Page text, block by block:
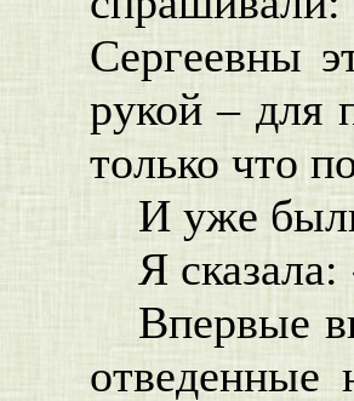
Сергеевны
рукой – для
только что
И уже
Я
Впервые
отведенные